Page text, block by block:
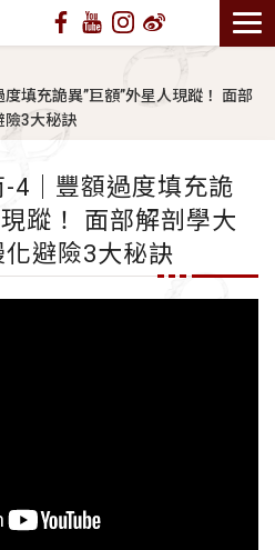
填充詭異”巨額”外星人現蹤！ 面部
險3大秘訣
4｜豐額過度填充詭
蹤！ 面部解剖學大
避險3大秘訣